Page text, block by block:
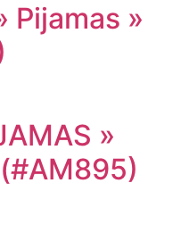
Pijamas »
»